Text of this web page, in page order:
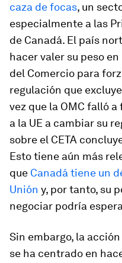
caza de focas, un
especialmente a las
de Canadá. El país
hacer valer su peso
del Comercio para
regulación que
vez que la OMC falló
a la UE a cambiar su
sobre el CETA
Esto tiene aún más
que Canadá tiene un
Unión y, por tanto, su
negociar podría
Sin embargo, la
se ha centrado en